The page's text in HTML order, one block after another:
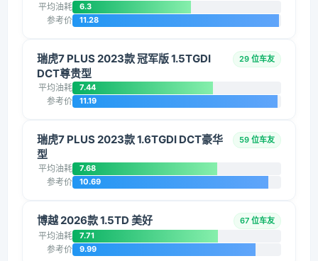
平均油耗 6.3
参考价 11.28
瑞虎7 PLUS 2023款 冠军版 1.5TGDI
DCT尊贵型
29 位车友
平均油耗 7.44
参考价 11.19
瑞虎7 PLUS 2023款 1.6TGDI DCT豪华
型
59 位车友
平均油耗 7.68
参考价 10.69
博越 2026款 1.5TD 美好 67 位车友
平均油耗 7.71
参考价 9.99